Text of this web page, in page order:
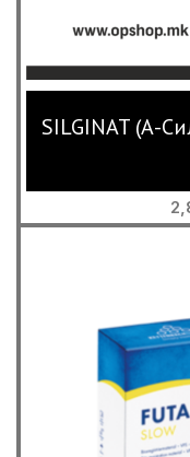
SILGINAT (А-